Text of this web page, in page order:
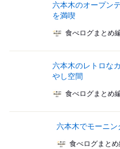
六本木のオープン
を満喫
食べログまとめ
六本木のレトロな
やし空間
食べログまとめ
六本木でモーニ
食べログまと